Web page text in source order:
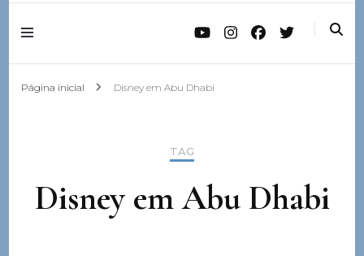
Página inicial Disney em Abu Dhabi
TAG
Disney em Abu Dhabi